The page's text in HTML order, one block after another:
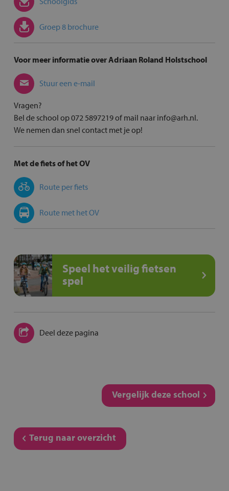
Groep 8 brochure
Voor meer informatie over Adriaan Roland Holstschool
Stuur een e-mail
Vragen?
Bel de school op 072 5897219 of mail naar info@arh.nl.
We nemen dan snel contact met je op!
Met de fiets of het OV
Route per fiets
Route met het OV
Speel het veilig fietsen
spel
Deel deze pagina
Vergelijk deze school
Terug naar overzicht